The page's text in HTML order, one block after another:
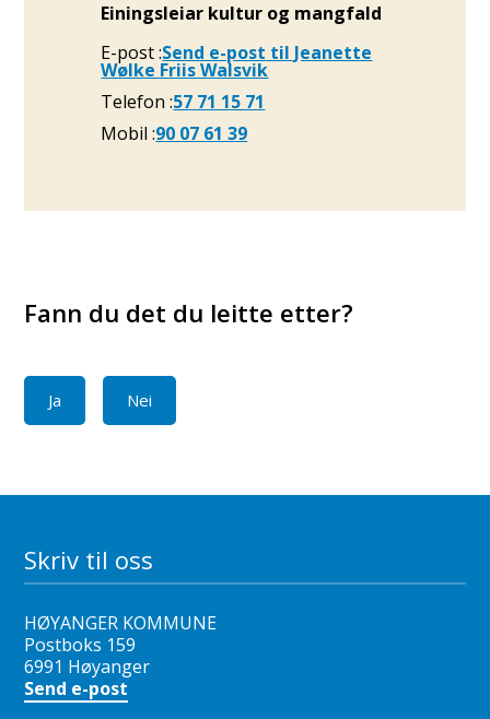
Einingsleiar kultur og mangfald
E-postSend e-post til Jeanette
Wølke Friis Walsvik
Telefon57 71 15 71
Mobil90 07 61 39
Fann du det du leitte etter?
Ja Nei
Skriv til oss
HØYANGER KOMMUNE
Postboks 159
6991 Høyanger
Send e-post